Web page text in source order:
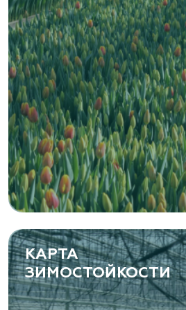
Zaxriddin Flower
Ташкентская область,
Канимаева, д. 9
«ЁЛЫ-ПАЛЫ», питомник
растений
Самарская область, с.
Фермерская 14 А
(8482) 650 010
www.yoly-paly.ru
«ВЕНЕВ» питомник
КАРТА
ЗИМОСТОЙКОСТИ